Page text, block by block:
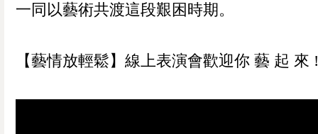
一同以藝術共渡這段艱困時期。
【藝情放輕鬆】線上表演會歡迎你 藝 起 來